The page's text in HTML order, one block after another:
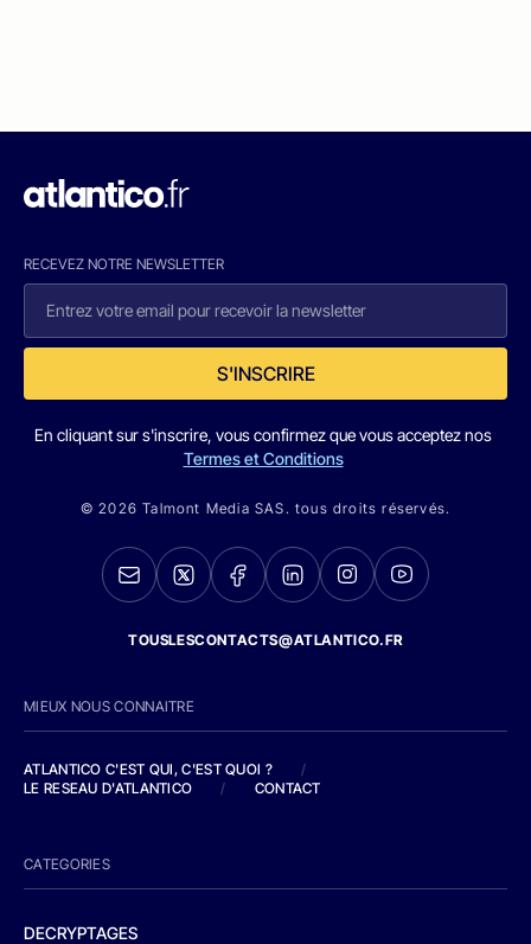
RECEVEZ NOTRE NEWSLETTER
S'INSCRIRE
En cliquant sur s'inscrire, vous confirmez que vous acceptez nos
Termes et Conditions
© 2026 Talmont Media SAS. tous droits réservés.
TOUSLESCONTACTS@ATLANTICO.FR
MIEUX NOUS CONNAITRE
ATLANTICO C'EST QUI, C'EST QUOI ?
/
LE RESEAU D'ATLANTICO
/ CONTACT
CATEGORIES
DECRYPTAGES